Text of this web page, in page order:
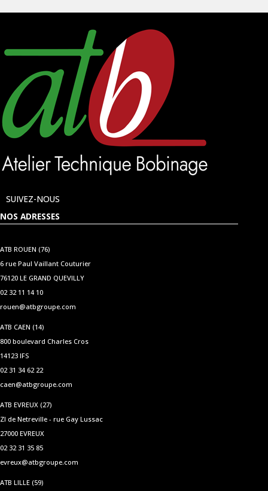
SUIVEZ-NOUS
NOS ADRESSES
ATB ROUEN (76)
6 rue Paul Vaillant Couturier
76120 LE GRAND QUEVILLY
02 32 11 14 10
rouen@atbgroupe.com
ATB CAEN (14)
800 boulevard Charles Cros
14123 IFS
02 31 34 62 22
caen@atbgroupe.com
ATB EVREUX (27)
ZI de Netreville - rue Gay Lussac
27000 EVREUX
02 32 31 35 85
evreux@atbgroupe.com
ATB LILLE (59)